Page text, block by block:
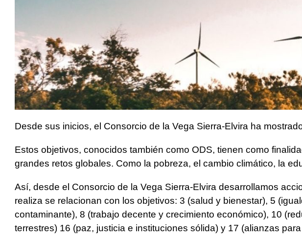
Desde sus inicios, el Consorcio de la Vega Sierra-Elvira ha
Estos objetivos, conocidos también como ODS, tienen como
grandes retos globales. Como la pobreza, el cambio climático, la
Así, desde el Consorcio de la Vega Sierra-Elvira desarrollamos
realiza se relacionan con los objetivos: 3 (salud y bienestar), 5
contaminante), 8 (trabajo decente y crecimiento económico), 10
terrestres) 16 (paz, justicia e instituciones sólida) y 17 (alianzas